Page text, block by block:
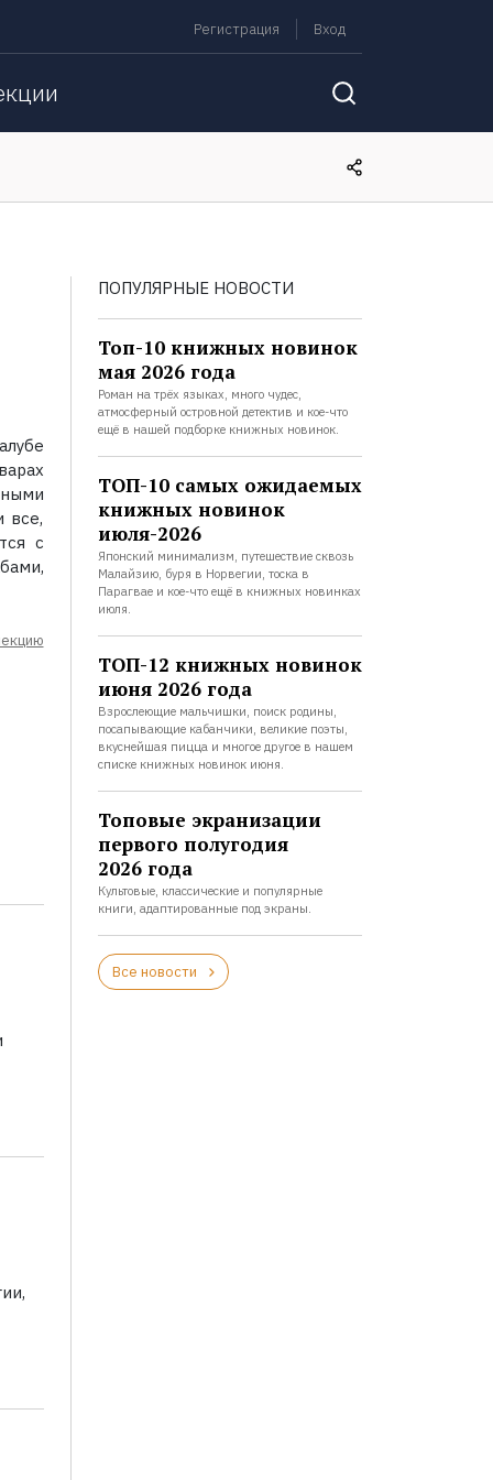
Регистрация Вход
все,
с
ПОПУЛЯРНЫЕ НОВОСТИ
Топ-10 книжных новинок
мая 2026 года
Роман на трёх языках, много чудес,
атмосферный островной детектив и кое-что
ещё в нашей подборке книжных новинок.
ТОП-10 самых ожидаемых
книжных новинок
июля-2026
Японский минимализм, путешествие сквозь
Малайзию, буря в Норвегии, тоска в
Парагвае и кое-что ещё в книжных новинках
июля.
ТОП-12 книжных новинок
июня 2026 года
Взрослеющие мальчишки, поиск родины,
посапывающие кабанчики, великие поэты,
вкуснейшая пицца и многое другое в нашем
списке книжных новинок июня.
Топовые экранизации
первого полугодия
2026 года
Культовые, классические и популярные
книги, адаптированные под экраны.
Все новости